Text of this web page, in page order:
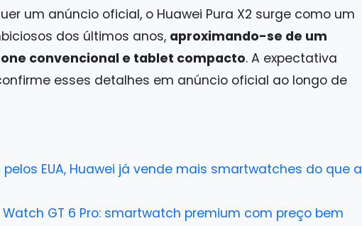
um anúncio oficial, o Huawei Pura X2 surge como um
dos últimos anos, aproximando-se de um
convencional e tablet compacto. A expectativa
esses detalhes em anúncio oficial ao longo de
EUA, Huawei já vende mais smartwatches do que a
GT 6 Pro: smartwatch premium com preço bem